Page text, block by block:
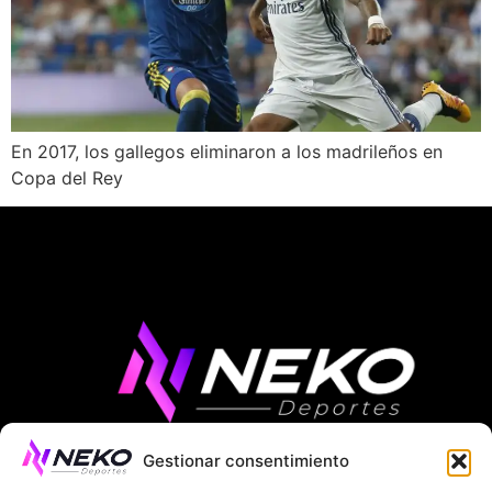
Gestionar consentimiento
En 2017, los gallegos eliminaron a los madrileños en
Copa del Rey
ÚLTIMAS NOTICIAS COMPETICIONES EUROPEAS